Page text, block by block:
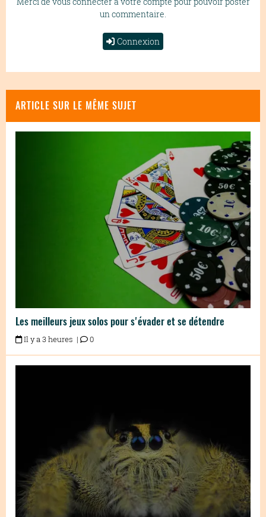
un commentaire.
Connexion
ARTICLE SUR LE MÊME SUJET
Les meilleurs jeux solos pour s'évader et se détendre
Il y a 3 heures | 0